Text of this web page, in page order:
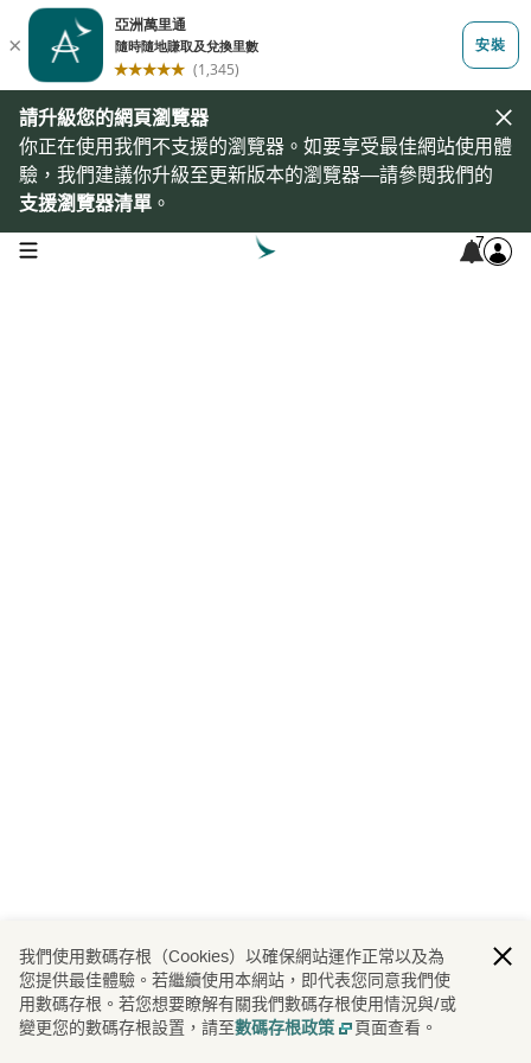
請升級您的網頁瀏覽器
你正在使用我們不支援的瀏覽器。如要享受最佳網站使用體
驗，我們建議你升級至更新版本的瀏覽器—請參閱我們的
支援瀏覽器清單 。
open navigation menu 7
我們使用數碼存根（Cookies）以確保網站運作正常以及為
您提供最佳體驗。若繼續使用本網站，即代表您同意我們使
用數碼存根。若您想要瞭解有關我們數碼存根使用情況與/或
變更您的數碼存根設置，請至數碼存根政策 頁面查看。